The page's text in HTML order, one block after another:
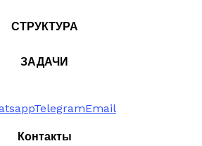
СТРУКТУРА
ЗАДАЧИ
TelegramEmail
Контакты